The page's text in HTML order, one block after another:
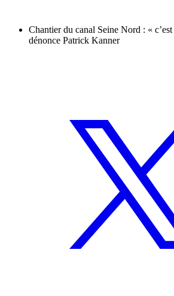
Chantier du canal Seine Nord : «
dénonce Patrick Kanner